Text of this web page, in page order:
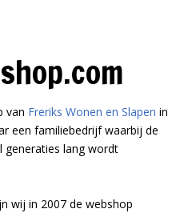
van Freriks Wonen en Slapen in
een familiebedrijf waarbij de
generaties lang wordt
wij in 2007 de webshop